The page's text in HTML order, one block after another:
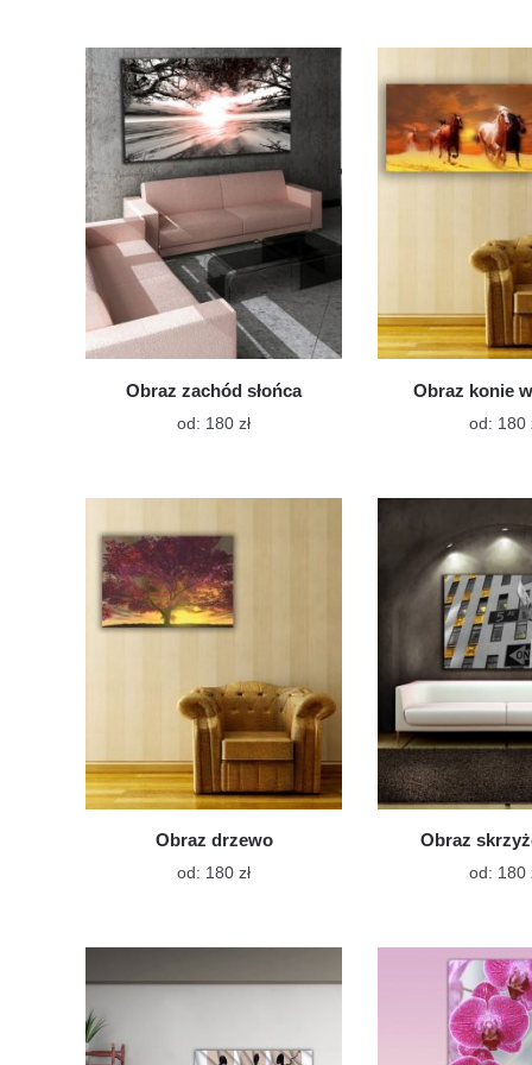
wiele
wariantów.
Opcje
można
wybrać
stronie
produktu
Obraz zachód słońca
od: 180 złTen
wiele
produktu
Obraz konie
od: 180
Obraz drzewo
od: 180 złTen
wiele
wybrać
Obraz
od: 180